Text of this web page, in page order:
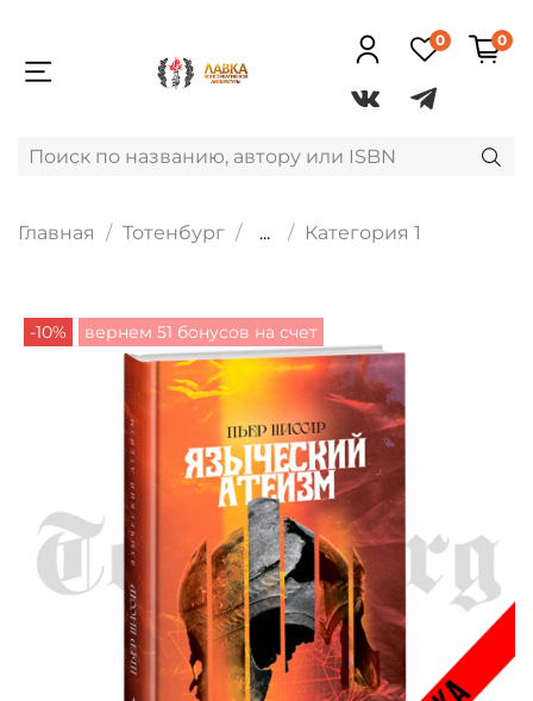
0 0
Главная Тотенбург ... Категория 1
-10% вернем 51 бонусов на счет